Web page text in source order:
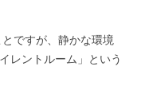
ですが、静かな環境
レントルーム」という